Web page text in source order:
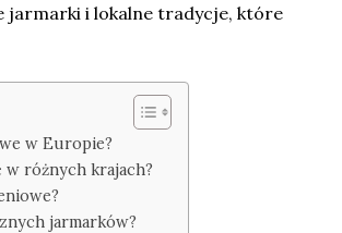
jarmarki i lokalne tradycje, które
w Europie?
różnych krajach?
jarmarków?